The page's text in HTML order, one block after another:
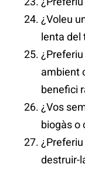
¿Voleu
lenta del
ambient
benefici
¿Vos
biogàs o
destruir-